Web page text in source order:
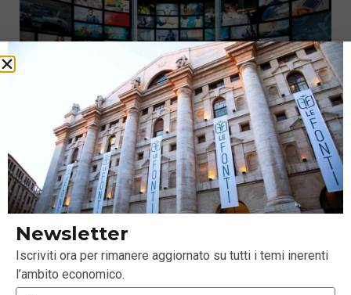
Il coronavirus sta accelerando la digitalizzazione
dell’economia
Newsletter
Iscriviti ora per rimanere aggiornato su tutti i temi inerenti
l’ambito economico.